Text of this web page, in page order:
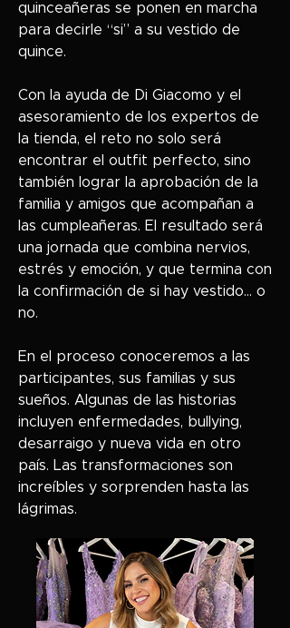
quinceañeras se ponen en marcha
para decirle “si” a su vestido de
quince.
Con la ayuda de Di Giacomo y el
asesoramiento de los expertos de
la tienda, el reto no solo será
encontrar el outfit perfecto, sino
también lograr la aprobación de la
familia y amigos que acompañan a
las cumpleañeras. El resultado será
una jornada que combina nervios,
estrés y emoción, y que termina con
la confirmación de si hay vestido… o
no.
En el proceso conoceremos a las
participantes, sus familias y sus
sueños. Algunas de las historias
incluyen enfermedades, bullying,
desarraigo y nueva vida en otro
país. Las transformaciones son
increíbles y sorprenden hasta las
lágrimas.